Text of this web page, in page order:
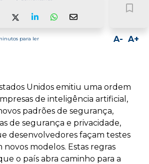
bookmark_border
para ler A+
A-
Unidos emitiu uma ordem
de inteligência artificial,
padrões de segurança,
de segurança e privacidade,
desenvolvedores façam testes
modelos. Estas regras
o país abra caminho para a